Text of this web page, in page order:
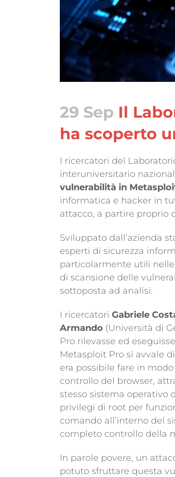
29 Sep Il
ha scoperto
I ricercatori del
interuniversitario
vulnerabilità in
informatica e hacker in
attacco, a partire proprio
Sviluppato dall’azienda
esperti di sicurezza
particolarmente utili
di scansione delle
sottoposta ad analisi.
I ricercatori Gabriele
Armando (Università di
Pro rilevasse ed
Metasploit Pro si avvale
era possibile fare in
controllo del browser,
stesso sistema operativo
privilegi di root per
comando all’interno del
completo controllo della
In parole povere, un
potuto sfruttare questa